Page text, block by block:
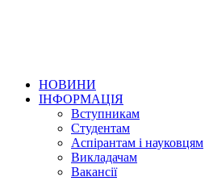
НОВИНИ
ІНФОРМАЦІЯ
Вступникам
Студентам
Аспірантам і науковцям
Викладачам
Вакансії